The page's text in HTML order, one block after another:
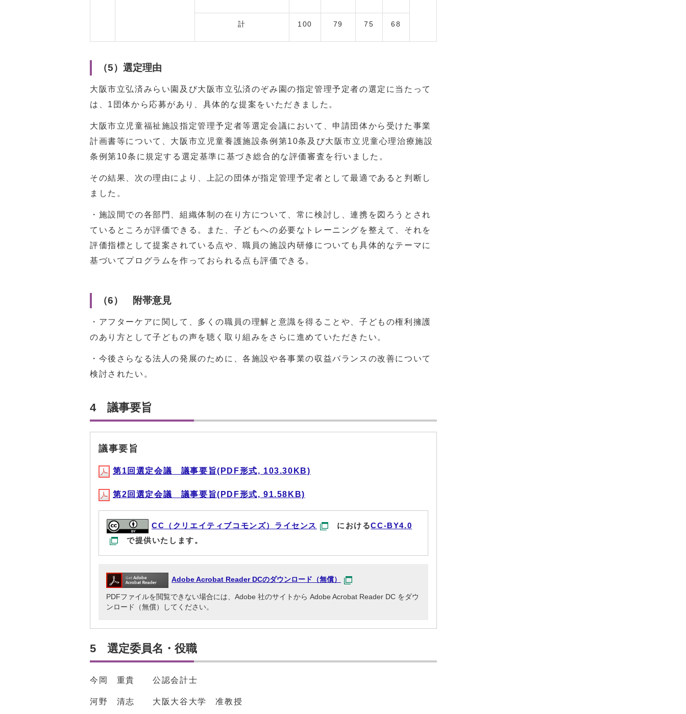
計 100 79 75 68
（5）選定理由
大阪市立弘済みらい園及び大阪市立弘済のぞみ園の指定管理予定者の選定に当たって
は、1団体から応募があり、具体的な提案をいただきました。
大阪市立児童福祉施設指定管理予定者等選定会議において、申請団体から受けた事業
計画書等について、大阪市立児童養護施設条例第10条及び大阪市立児童心理治療施設
条例第10条に規定する選定基準に基づき総合的な評価審査を行いました。
その結果、次の理由により、上記の団体が指定管理予定者として最適であると判断し
ました。
・施設間での各部門、組織体制の在り方について、常に検討し、連携を図ろうとされ
ているところが評価できる。また、子どもへの必要なトレーニングを整えて、それを
評価指標として提案されている点や、職員の施設内研修についても具体的なテーマに
基づいてプログラムを作っておられる点も評価できる。
（6） 附帯意見
・アフターケアに関して、多くの職員の理解と意識を得ることや、子どもの権利擁護
のあり方として子どもの声を聴く取り組みをさらに進めていただきたい。
・今後さらなる法人の発展のために、各施設や各事業の収益バランスの改善について
検討されたい。
4 議事要旨
議事要旨
第1回選定会議 議事要旨(PDF形式, 103.30KB)
第2回選定会議 議事要旨(PDF形式, 91.58KB)
CC（クリエイティブコモンズ）ライセンス におけるCC-BY4.0
で提供いたします。
Adobe Acrobat Reader DCのダウンロード（無償）
PDFファイルを閲覧できない場合には、Adobe 社のサイトから Adobe Acrobat Reader DC をダウ
ンロード（無償）してください。
5 選定委員名・役職
今岡 重貴 公認会計士
河野 清志 大阪大谷大学 准教授